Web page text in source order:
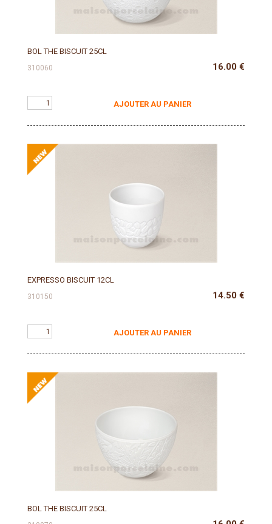
BOL THE BISCUIT 25CL
310060 16.00 €
AJOUTER AU PANIER
EXPRESSO BISCUIT 12CL
310150 14.50 €
AJOUTER AU PANIER
BOL THE BISCUIT 25CL